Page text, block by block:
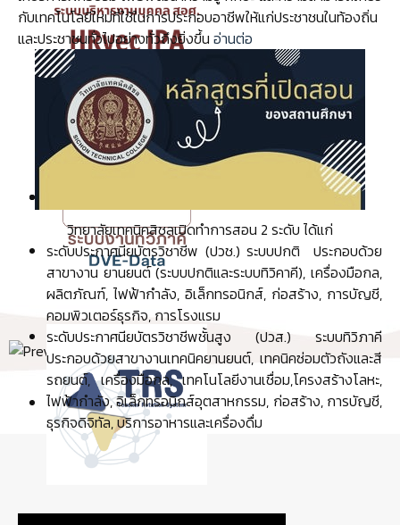
กับเทคโนโลยีใหม่ที่ใช้ในการประกอบอาชีพให้แก่ประชาชนในท้องถิ่น
และประชาชนทั่วไปอย่างทั่วถึงยิ่งขึ้น อ่านต่อ
วิทยาลัยเทคนิคสิชลเปิดทำการสอน 2 ระดับ ได้แก่
ระดับประกาศนียบัตรวิชาชีพ (ปวช.) ระบบปกติ
ประกอบด้วย
สาขางาน ยานยนต์ (ระบบปกติและระบบทิวิคาคี), เครื่องมือกล,
ผลิตภัณฑ์, ไฟฟ้ากำลัง, อิเล็กทรอนิกส์, ก่อสร้าง, การบัญชี,
คอมพิวเตอร์ธุรกิจ, การโรงแรม
ระดับประกาศนียบัตรวิชาชีพชั้นสูง (ปวส.) ระบบทิวิภาคี
ประกอบด้วยสาขางานเทคนิคยานยนต์, เทคนิคซ่อมตัวถังและสี
รถยนต์, เครื่องมือกล, เทคโนโลยีงานเชื่อม,โครงสร้างโลหะ,
ไฟฟ้ากำลัง, อิเล็กทรอนิกส์อุตสาหกรรม, ก่อสร้าง, การบัญชี,
ธุรกิจดิจิทัล, บริการอาหารและเครื่องดื่ม